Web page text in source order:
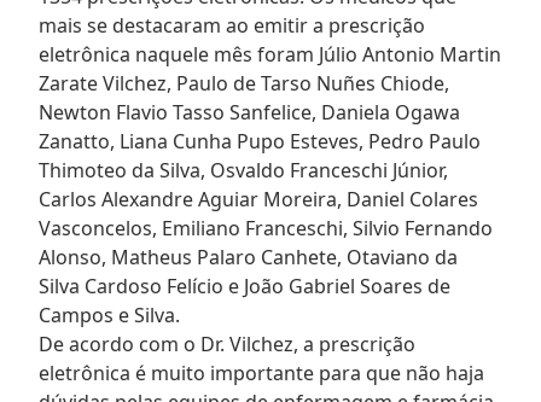
mais se destacaram ao emitir a prescrição
eletrônica naquele mês foram Júlio Antonio Martin
Zarate Vilchez, Paulo de Tarso Nuñes Chiode,
Newton Flavio Tasso Sanfelice, Daniela Ogawa
Zanatto, Liana Cunha Pupo Esteves, Pedro Paulo
Thimoteo da Silva, Osvaldo Franceschi Júnior,
Carlos Alexandre Aguiar Moreira, Daniel Colares
Vasconcelos, Emiliano Franceschi, Silvio Fernando
Alonso, Matheus Palaro Canhete, Otaviano da
Silva Cardoso Felício e João Gabriel Soares de
Campos e Silva.
De acordo com o Dr. Vilchez, a prescrição
eletrônica é muito importante para que não haja